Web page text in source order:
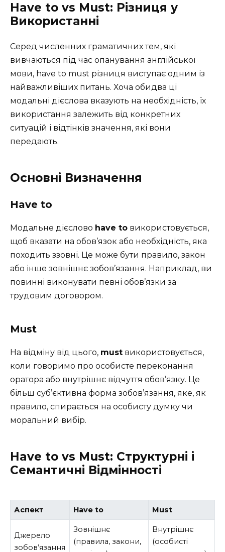
Have to vs Must: Різниця у
Використанні
Серед численних граматичних тем, які
вивчаються під час опанування англійської
мови, have to must різниця виступає одним із
найважливіших питань. Хоча обидва ці
модальні дієслова вказують на необхідність, їх
використання залежить від конкретних
ситуацій і відтінків значення, які вони
передають.
Основні Визначення
Have to
Модальне дієслово have to використовується,
щоб вказати на обов’язок або необхідність, яка
походить ззовні. Це може бути правило, закон
або інше зовнішнє зобов’язання. Наприклад, ви
повинні виконувати певні обов’язки за
трудовим договором.
Must
На відміну від цього, must використовується,
коли говоримо про особисте переконання
оратора або внутрішнє відчуття обов’язку. Це
більш суб’єктивна форма зобов’язання, яке, як
правило, спирається на особисту думку чи
моральний вибір.
Have to vs Must: Структурні і
Семантичні Відмінності
Аспект Have to Must
Джерело
зобов’язання
Зовнішнє
(правила, закони,
Внутрішнє
(особисті